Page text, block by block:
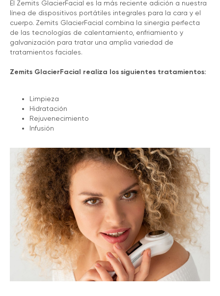
El Zemits GlacierFacial es la más reciente adición a nuestra
línea de dispositivos portátiles integrales para la cara y el
cuerpo. Zemits GlacierFacial combina la sinergia perfecta
de las tecnologías de calentamiento, enfriamiento y
galvanización para tratar una amplia variedad de
tratamientos faciales.
Zemits GlacierFacial realiza los siguientes tratamientos:
Limpieza
Hidratación
Rejuvenecimiento
Infusión